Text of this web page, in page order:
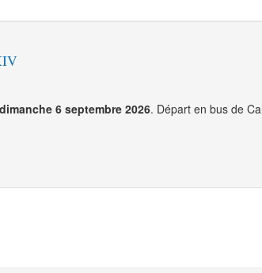
6 septembre 2026. Départ en bus de